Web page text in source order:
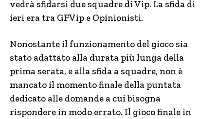
vedrà sfidarsi due squadre di Vip. La sfida di
ieri era tra GFVip e Opinionisti.
Nonostante il funzionamento del gioco sia
stato adattato alla durata più lunga della
prima serata, e alla sfida a squadre, non è
mancato il momento finale della puntata
dedicato alle domande a cui bisogna
rispondere in modo errato. Il gioco finale in